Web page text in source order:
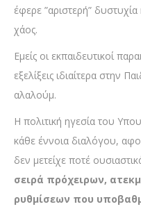
έφερε ”αριστερή”
χάος.
Εμείς οι εκπαιδευτικοί
εξελίξεις ιδιαίτερα στην
αλαλούμ.
Η πολιτική ηγεσία του
κάθε έννοια διαλόγου,
δεν μετείχε ποτέ
σειρά πρόχειρων,
ρυθμίσεων που